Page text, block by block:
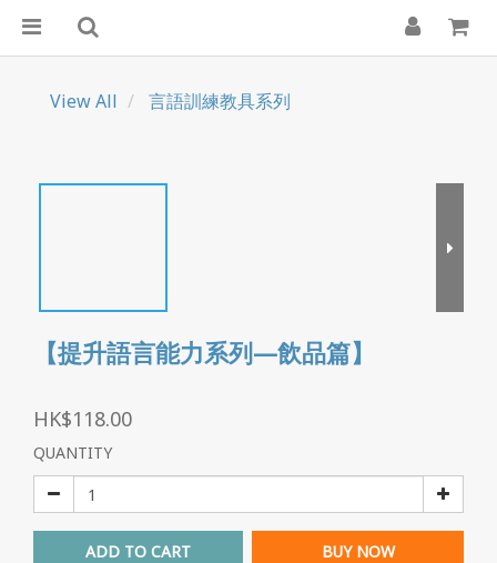
View All 言語訓練教具系列
【提升語言能力系列—飲品篇】
HK$118.00
QUANTITY
ADD TO CART BUY NOW